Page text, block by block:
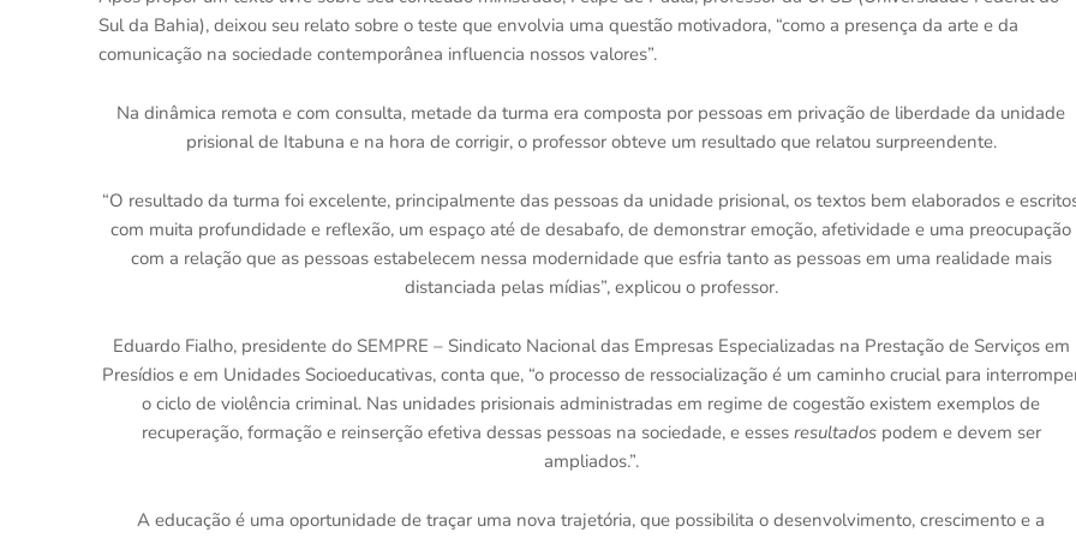
Sul da Bahia), deixou seu relato sobre o teste que envolvia uma questão motivadora, “como a presença da arte e da
comunicação na sociedade contemporânea influencia nossos valores”.
Na dinâmica remota e com consulta, metade da turma era composta por pessoas em privação de liberdade da unidade
prisional de Itabuna e na hora de corrigir, o professor obteve um resultado que relatou surpreendente.
“O resultado da turma foi excelente, principalmente das pessoas da unidade prisional, os textos bem elaborados e
com muita profundidade e reflexão, um espaço até de desabafo, de demonstrar emoção, afetividade e uma preocupação
com a relação que as pessoas estabelecem nessa modernidade que esfria tanto as pessoas em uma realidade mais
distanciada pelas mídias”, explicou o professor.
Eduardo Fialho, presidente do SEMPRE – Sindicato Nacional das Empresas Especializadas na Prestação de Serviços em
Presídios e em Unidades Socioeducativas, conta que, “o processo de ressocialização é um caminho crucial para
o ciclo de violência criminal. Nas unidades prisionais administradas em regime de cogestão existem exemplos de
recuperação, formação e reinserção efetiva dessas pessoas na sociedade, e esses resultadospodem e devem ser
ampliados.”.
A educação é uma oportunidade de traçar uma nova trajetória, que possibilita o desenvolvimento, crescimento e a